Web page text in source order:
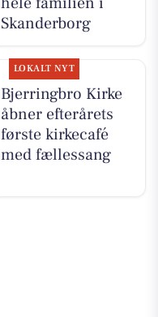
Skanderborg
LOKALT NYT
Bjerringbro Kirke
åbner efterårets
første kirkecafé
med fællessang